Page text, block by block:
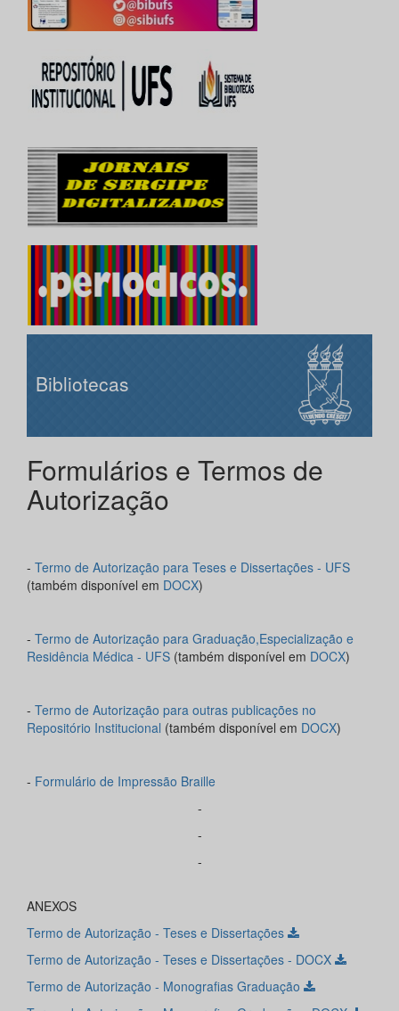
Bibliotecas
Formulários e Termos de
Autorização
- Termo de Autorização para Teses e Dissertações - UFS
(também disponível em DOCX)
- Termo de Autorização para Graduação,Especialização e
Residência Médica - UFS (também disponível em DOCX)
- Termo de Autorização para outras publicações no
Repositório Institucional (também disponível em DOCX)
- Formulário de Impressão Braille
-
-
-
ANEXOS
Termo de Autorização - Teses e Dissertações
Termo de Autorização - Teses e Dissertações - DOCX
Termo de Autorização - Monografias Graduação